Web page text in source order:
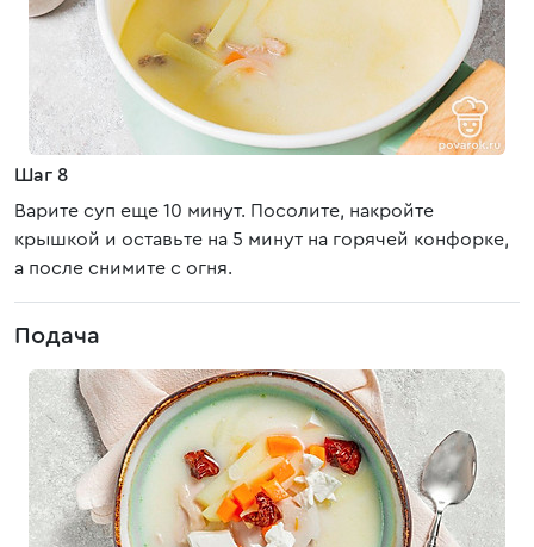
Шаг 8
Варите суп еще 10 минут. Посолите, накройте
крышкой и оставьте на 5 минут на горячей конфорке,
а после снимите с огня.
Подача